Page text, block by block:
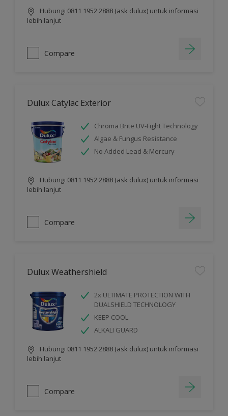
Hubungi 0811 1952 2888 (ask dulux) untuk informasi
lebih lanjut
Compare
Dulux Catylac Exterior
Chroma Brite UV-Fight Technology
Algae & Fungus Resistance
No Added Lead & Mercury
Hubungi 0811 1952 2888 (ask dulux) untuk informasi
lebih lanjut
Compare
Dulux Weathershield
2x ULTIMATE PROTECTION WITH
DUALSHIELD TECHNOLOGY
KEEP COOL
ALKALI GUARD
Hubungi 0811 1952 2888 (ask dulux) untuk informasi
lebih lanjut
Compare